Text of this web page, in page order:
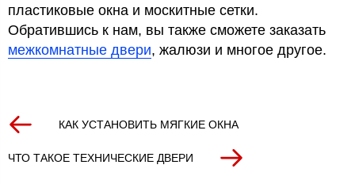
пластиковые окна и москитные сетки.
Обратившись к нам, вы также сможете заказать
межкомнатные двери, жалюзи и многое другое.
КАК УСТАНОВИТЬ МЯГКИЕ ОКНА
ЧТО ТАКОЕ ТЕХНИЧЕСКИЕ ДВЕРИ